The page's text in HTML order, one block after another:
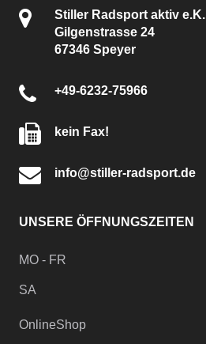
Stiller Radsport aktiv e.K.
Gilgenstrasse 24
67346 Speyer
+49-6232-75966
kein Fax!
info@stiller-radsport.de
UNSERE ÖFFNUNGSZEITEN
MO - FR
SA
OnlineShop